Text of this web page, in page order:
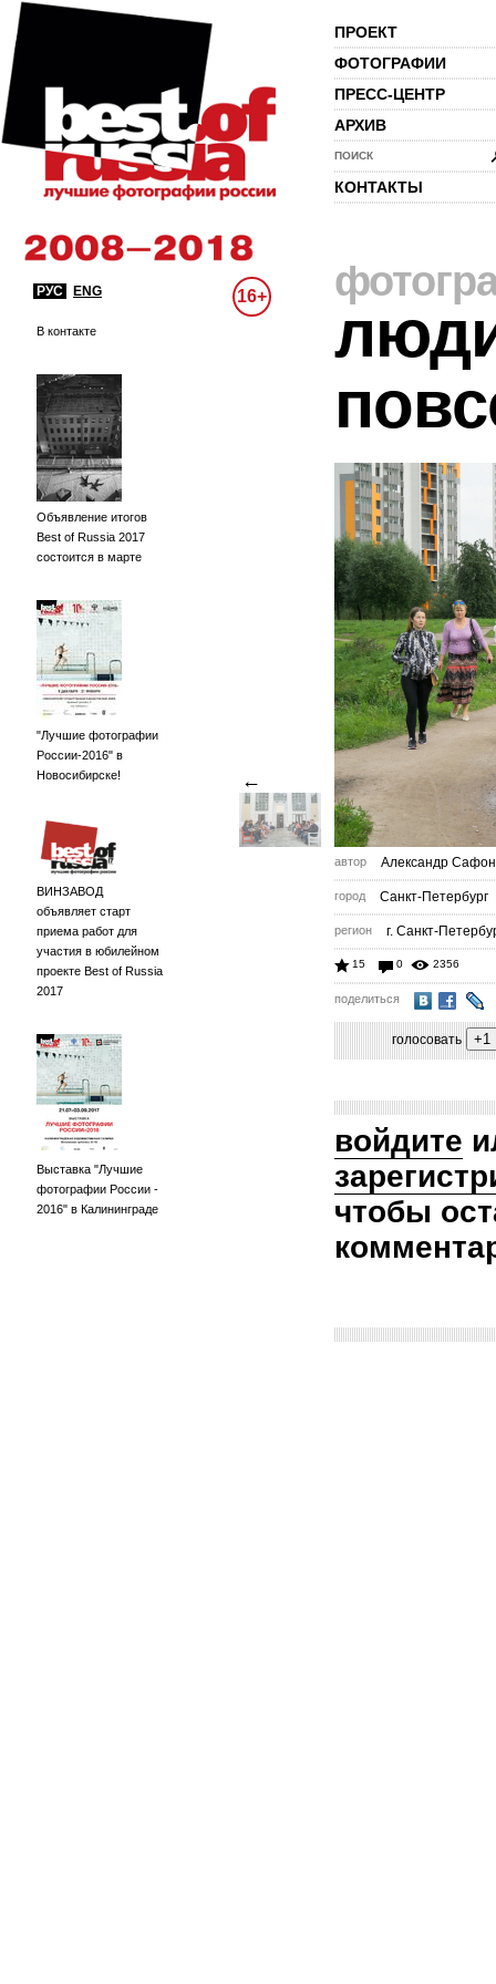
ПРОЕКТ
ФОТОГРАФИИ
ПРЕСС-ЦЕНТР
АРХИВ
ПОИСК
КОНТАКТЫ
РУС ENG 16+
В контакте
Объявление итогов
Best of Russia 2017
состоится в марте
"Лучшие фотографии
России-2016" в
Новосибирске!
ВИНЗАВОД
объявляет старт
приема работ для
участия в юбилейном
проекте Best of Russia
2017
Выставка "Лучшие
фотографии России -
2016" в Калининграде
←
автор Александр
город Санкт-Петербург
регион г. Санкт-
15 0 2356
поделиться
голосовать
войдите
чтобы